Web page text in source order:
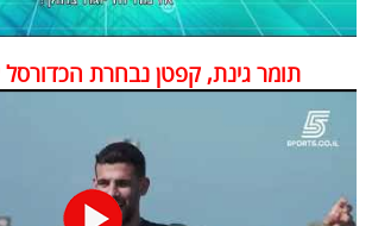
תומר גינת, קפטן נבחרת